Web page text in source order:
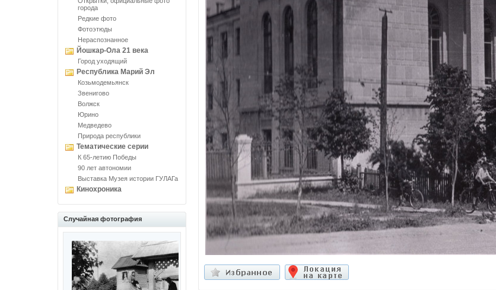
города
Редкие фото
Фотоэтюды
Нераспознанное
Йошкар-Ола 21 века
Город уходящий
Республика Марий Эл
Козьмодемьянск
Звенигово
Волжск
Юрино
Медведево
Природа республики
Тематические серии
К 65-летию Победы
90 лет автономии
Выставка Музея истории ГУЛАГа
Кинохроника
Случайная фотография